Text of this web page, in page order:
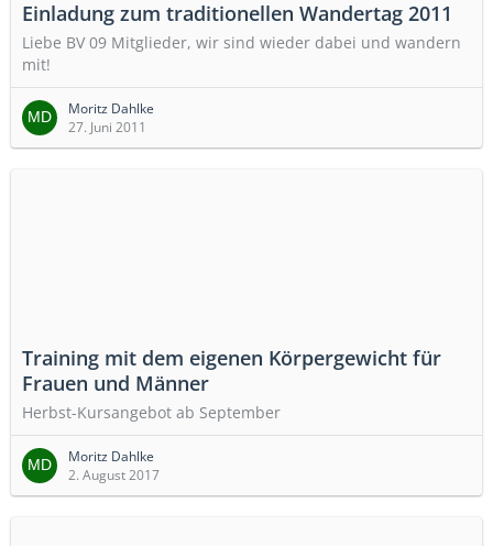
Einladung zum traditionellen Wandertag 2011
Liebe BV 09 Mitglieder, wir sind wieder dabei und wandern
mit!
Moritz Dahlke
27. Juni 2011
Training mit dem eigenen Körpergewicht für
Frauen und Männer
Herbst-Kursangebot ab September
Moritz Dahlke
2. August 2017